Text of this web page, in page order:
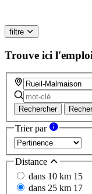
filtre
Trouve ici
Rechercher
Trier par
Distance
dans 10 km 15
dans 25 km 17